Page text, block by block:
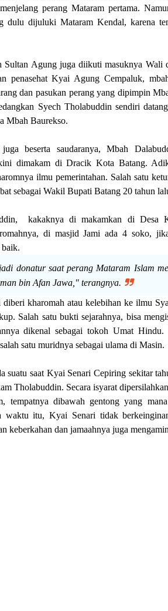
perang Mataram pertama.
dulu dijuluki Mataram Kendal, karena
Sultan Agung juga diikuti masuknya Wali
penasehat Kyai Agung Cempaluk,
dan pasukan perang yang dipimpin
Syech Tholabuddin sendiri
Mbah Baurekso.
beserta saudaranya, Mbah
dimakam di Dracik Kota Batang.
ilmu pemerintahan. Salah satu
sebagai Wakil Bupati Batang 20 tahun
kakaknya di makamkan di Desa
di masjid Jami ada 4 soko,
donatur saat perang Mataram Islam
bin Afan Jawa," terangnya.
kharomah atau kelebihan ke ilmu
Salah satu bukti sejarahnya, bisa
dikenal sebagai tokoh Umat Hindu.
satu muridnya sebagai ulama di Masin.
suatu saat Kyai Senari Cepiring sekitar
Tholabuddin. Secara isyarat
tempatnya dibawah gentong yang
waktu itu, Kyai Senari tidak
keberkahan dan jamaahnya juga